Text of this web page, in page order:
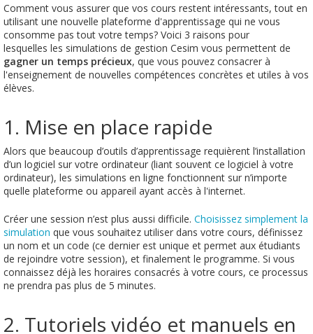
Comment vous assurer que vos cours restent intéressants, tout en
utilisant une nouvelle plateforme d'apprentissage qui ne vous
consomme pas tout votre temps? Voici 3 raisons pour
lesquelles les simulations de gestion Cesim vous permettent de
gagner un temps précieux, que vous pouvez consacrer à
l'enseignement de nouvelles compétences concrètes et utiles à vos
élèves.
1. Mise en place rapide
Alors que beaucoup d’outils d’apprentissage requièrent l’installation
d’un logiciel sur votre ordinateur (liant souvent ce logiciel à votre
ordinateur), les simulations en ligne fonctionnent sur n’importe
quelle plateforme ou appareil ayant accès à l'internet.
Créer une session n’est plus aussi difficile. Choisissez simplement la
simulation que vous souhaitez utiliser dans votre cours, définissez
un nom et un code (ce dernier est unique et permet aux étudiants
de rejoindre votre session), et finalement le programme. Si vous
connaissez déjà les horaires consacrés à votre cours, ce processus
ne prendra pas plus de 5 minutes.
2. Tutoriels vidéo et manuels en